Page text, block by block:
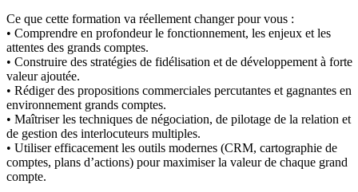
Ce que cette formation va réellement changer pour vous :
• Comprendre en profondeur le fonctionnement, les enjeux et les
attentes des grands comptes.
• Construire des stratégies de fidélisation et de développement à forte
valeur ajoutée.
• Rédiger des propositions commerciales percutantes et gagnantes en
environnement grands comptes.
• Maîtriser les techniques de négociation, de pilotage de la relation et
de gestion des interlocuteurs multiples.
• Utiliser efficacement les outils modernes (CRM, cartographie de
comptes, plans d’actions) pour maximiser la valeur de chaque grand
compte.